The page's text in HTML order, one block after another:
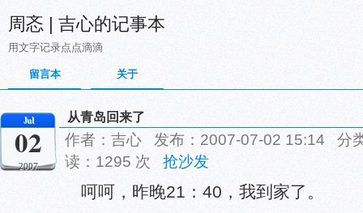
周忞 | 吉心的记事本
用文字记录点点滴滴
留言本 关于
Jul
02
2007
从青岛回来了
作者：吉心 发布：2007-07-02 15:14 分
读：1295 次 抢沙发
呵呵，昨晚21：40，我到家了。